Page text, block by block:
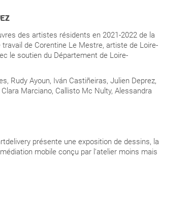
des artistes résidents en 2021-2022 de la
travail de Corentine Le Mestre, artiste de Loire-
le soutien du Département de Loire-
Rudy Ayoun, Iván Castiñeiras, Julien Deprez,
Marciano, Callisto Mc Nulty, Alessandra
présente une exposition de dessins, la
mobile conçu par l'atelier moins mais